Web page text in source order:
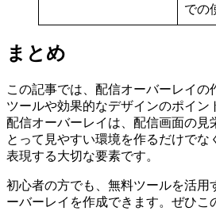
での
まとめ
この記事では、配信オーバーレイの
ツールや効果的なデザインのポイン
配信オーバーレイは、配信画面の見
とって見やすい環境を作るだけでな
表現する大切な要素です。
初心者の方でも、無料ツールを活用
ーバーレイを作成できます。ぜひこ